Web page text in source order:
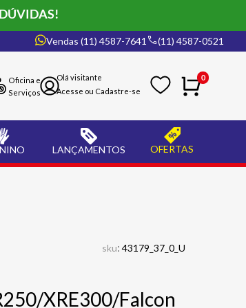
Vendas (11) 4587-7641 (11) 4587-0521
Oficina e
Serviços
0
LANÇAMENTOS OFERTAS
sku: 43179_37_0_U
XRE300/Falcon